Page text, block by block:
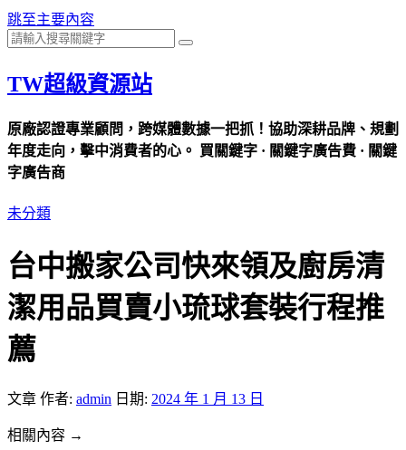
跳至主要內容
TW超級資源站
原廠認證專業顧問，跨媒體數據一把抓！協助深耕品牌、規劃
年度走向，擊中消費者的心。 買關鍵字 · 關鍵字廣告費 · 關鍵
字廣告商
未分類
台中搬家公司快來領及廚房清
潔用品買賣小琉球套裝行程推
薦
文章 作者: admin 日期: 2024 年 1 月 13 日
相關內容 →